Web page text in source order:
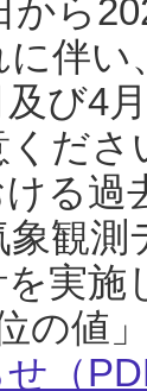
から
伴い
び4
だ
る過
象観
実
の値
（